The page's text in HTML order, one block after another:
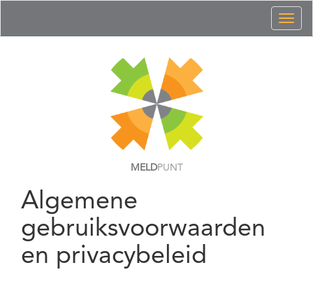
MELDPUNT
Algemene
gebruiksvoorwaarden
en privacybeleid